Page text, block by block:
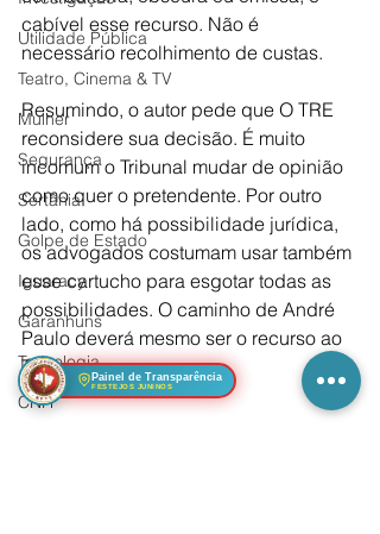
Utilidade Pública
Teatro, Cinema & TV
Mulher
Segurança
Sertânia
Golpe de Estado
Iguaracy
Garanhuns
Tecnologia
CNH
cabível esse recurso. Não é
necessário recolhimento de custas.
Resumindo, o autor pede que O TRE
reconsidere sua decisão. É muito
incomum o Tribunal mudar de opinião
como quer o pretendente. Por outro
lado, como há possibilidade jurídica,
os advogados costumam usar também
esse cartucho para esgotar todas as
possibilidades. O caminho de André
Paulo deverá mesmo ser o recurso ao
TSE.
Painel de Transparência
FESTEJOS JUNINOS